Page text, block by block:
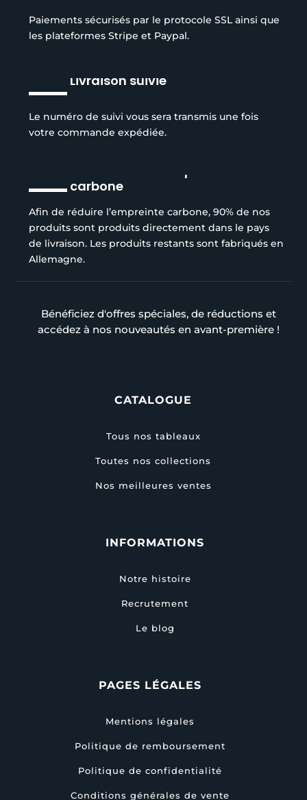
Paiements sécurisés par le protocole SSL ainsi que
les plateformes Stripe et Paypal.
Livraison suivie
Le numéro de suivi vous sera transmis une fois
votre commande expédiée.
Réduction de l’empreinte
carbone
Afin de réduire l’empreinte carbone, 90% de nos
produits sont produits directement dans le pays
de livraison. Les produits restants sont fabriqués en
Allemagne.
Bénéficiez d'offres spéciales, de réductions et
accédez à nos nouveautés en avant-première !
CATALOGUE
Tous nos tableaux
Toutes nos collections
Nos meilleures ventes
INFORMATIONS
Notre histoire
Recrutement
Le blog
PAGES LÉGALES
Mentions légales
Politique de remboursement
Politique de confidentialité
Conditions générales de vente